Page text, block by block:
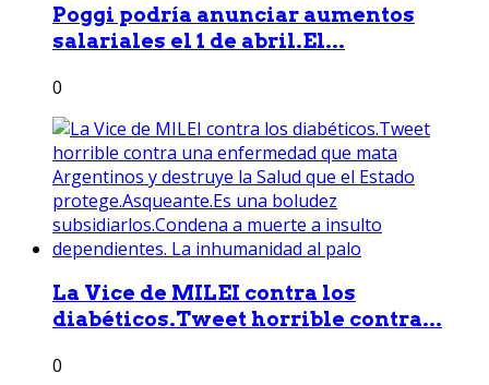
Poggi podría anunciar aumentos
salariales el 1 de abril.El...
0
La Vice de MILEI contra los
diabéticos.Tweet horrible contra...
0